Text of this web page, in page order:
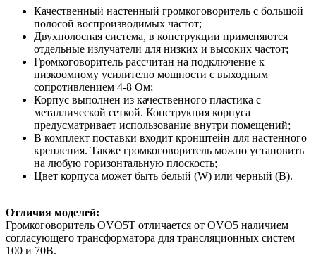
Качественный настенный громкоговоритель с большой
полосой воспроизводимых частот;
Двухполосная система, в конструкции применяются
отдельные излучатели для низких и высоких частот;
Громкоговоритель рассчитан на подключение к
низкоомному усилителю мощности с выходным
сопротивлением 4-8 Ом;
Корпус выполнен из качественного пластика с
металлической сеткой. Конструкция корпуса
предусматривает использование внутри помещений;
В комплект поставки входит кронштейн для настенного
крепления. Также громкоговоритель можно установить
на любую горизонтальную плоскость;
Цвет корпуса может быть белый (W) или черный (B).
Отличия моделей:
Громкоговоритель OVO5T отличается от OVO5 наличием
согласующего трансформатора для трансляционных систем
100 и 70В.